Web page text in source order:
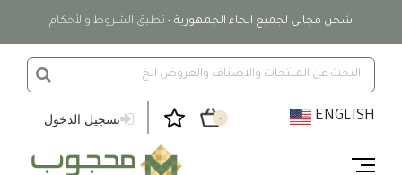
شحن مجانى لجميع انحاء الجمهورية - تطبق الشروط والأحكام
تسجيل الدخول ٠ ENGLISH